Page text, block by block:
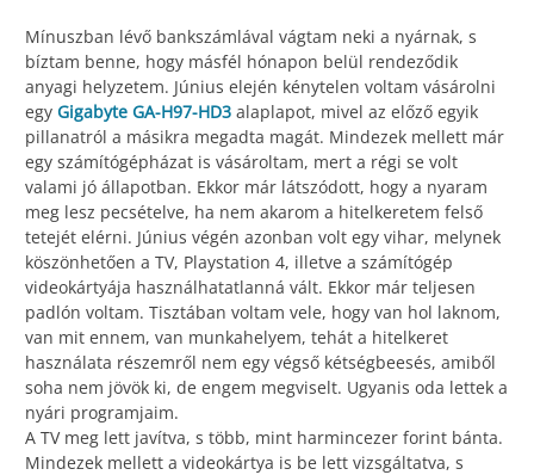
Mínuszban lévő bankszámlával vágtam neki a nyárnak, s
bíztam benne, hogy másfél hónapon belül rendeződik
anyagi helyzetem. Június elején kénytelen voltam vásárolni
egy Gigabyte GA-H97-HD3 alaplapot, mivel az előző egyik
pillanatról a másikra megadta magát. Mindezek mellett már
egy számítógépházat is vásároltam, mert a régi se volt
valami jó állapotban. Ekkor már látszódott, hogy a nyaram
meg lesz pecsételve, ha nem akarom a hitelkeretem felső
tetejét elérni. Június végén azonban volt egy vihar, melynek
köszönhetően a TV, Playstation 4, illetve a számítógép
videokártyája használhatatlanná vált. Ekkor már teljesen
padlón voltam. Tisztában voltam vele, hogy van hol laknom,
van mit ennem, van munkahelyem, tehát a hitelkeret
használata részemről nem egy végső kétségbeesés, amiből
soha nem jövök ki, de engem megviselt. Ugyanis oda lettek a
nyári programjaim.
A TV meg lett javítva, s több, mint harmincezer forint bánta.
Mindezek mellett a videokártya is be lett vizsgáltatva, s